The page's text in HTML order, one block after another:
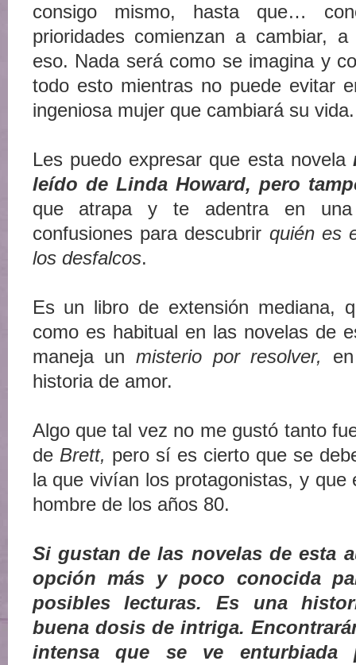
consigo mismo, hasta que…
prioridades comienzan a cambiar,
eso. Nada será como se imagina y
todo esto mientras no puede evitar
ingeniosa mujer que cambiará su vida.
Les puedo expresar que esta novela
leído de Linda Howard, pero
que atrapa y te adentra en
confusiones para descubrir quién es
los desfalcos.
Es un libro de extensión mediana,
como es habitual en las novelas de
maneja un misterio por resolver,
historia de amor.
Algo que tal vez no me gustó tanto
de Brett, pero sí es cierto que se
la que vivían los protagonistas, y que
hombre de los años 80.
Si gustan de las novelas de esta
opción más y poco conocida
posibles lecturas. Es una
buena dosis de intriga.
intensa que se ve enturbiada